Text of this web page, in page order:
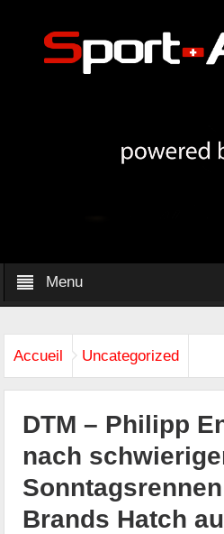
Menu
Accueil Uncategorized
DTM – Philipp
nach
Brands Hatch